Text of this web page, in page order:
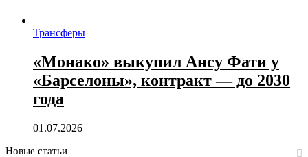
Трансферы
«Монако» выкупил Ансу Фати у
«Барселоны», контракт — до 2030
года
01.07.2026
Новые статьи